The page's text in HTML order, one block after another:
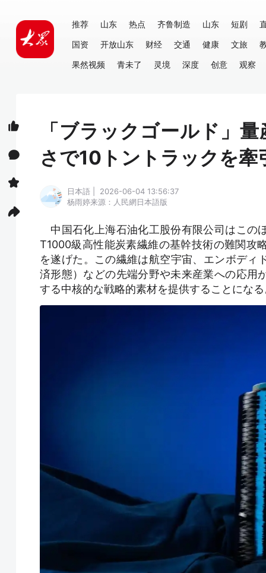
推荐 山东 热点 齐鲁制造 山东 短剧
国资
开放山东 财经 交通 健康 文旅
果然视频
青未了 灵境 深度 创意 观察
「ブラックゴールド」
さで10トントラックを牽
日本語 | 2026-06-04 13:56:37
杨雨婷来源：人民網日本語版
中国石化上海石油化工股份有限公司はこの
T1000級高性能炭素繊維の基幹技術の難関攻
を遂げた。この繊維は航空宇宙、エンボデ
済形態）などの先端分野や未来産業への応用
する中核的な戦略的素材を提供することにな